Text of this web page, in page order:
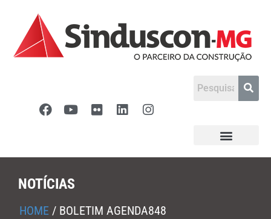
NOTÍCIAS
HOME / BOLETIM AGENDA848